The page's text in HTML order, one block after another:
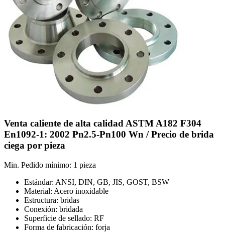
Venta caliente de alta calidad ASTM A182 F304
En1092-1: 2002 Pn2.5-Pn100 Wn / Precio de brida
ciega por pieza
Min. Pedido mínimo: 1 pieza
Estándar: ANSI, DIN, GB, JIS, GOST, BSW
Material: Acero inoxidable
Estructura: bridas
Conexión: bridada
Superficie de sellado: RF
Forma de fabricación: forja